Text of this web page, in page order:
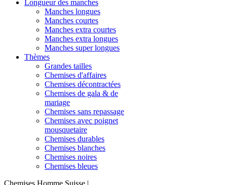
Longueur des manches
Manches longues
Manches courtes
Manches extra courtes
Manches extra longues
Manches super longues
Thèmes
Grandes tailles
Chemises d'affaires
Chemises décontractées
Chemises de gala & de
mariage
Chemises sans repassage
Chemises avec poignet
mousquetaire
Chemises durables
Chemises blanches
Chemises noires
Chemises bleues
Chemises Homme Suisse |